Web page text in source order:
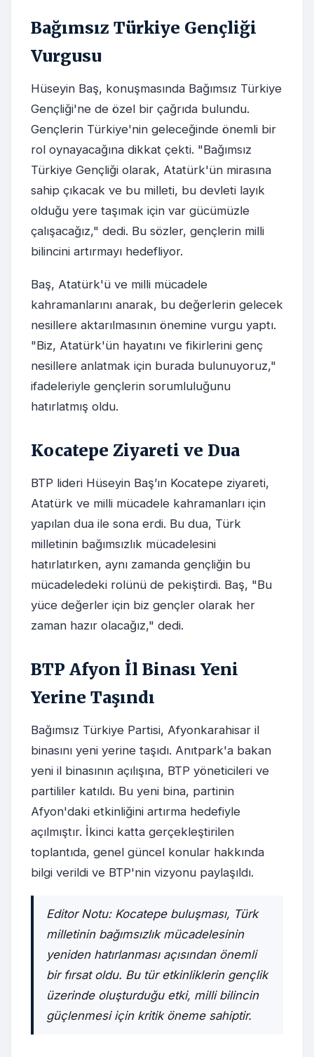
Bağımsız Türkiye Gençliği
Vurgusu
Hüseyin Baş, konuşmasında Bağımsız Türkiye
Gençliği'ne de özel bir çağrıda bulundu.
Gençlerin Türkiye'nin geleceğinde önemli bir
rol oynayacağına dikkat çekti. "Bağımsız
Türkiye Gençliği olarak, Atatürk'ün mirasına
sahip çıkacak ve bu milleti, bu devleti layık
olduğu yere taşımak için var gücümüzle
çalışacağız," dedi. Bu sözler, gençlerin milli
bilincini artırmayı hedefliyor.
Baş, Atatürk'ü ve milli mücadele
kahramanlarını anarak, bu değerlerin gelecek
nesillere aktarılmasının önemine vurgu yaptı.
"Biz, Atatürk'ün hayatını ve fikirlerini genç
nesillere anlatmak için burada bulunuyoruz,"
ifadeleriyle gençlerin sorumluluğunu
hatırlatmış oldu.
Kocatepe Ziyareti ve Dua
BTP lideri Hüseyin Baş’ın Kocatepe ziyareti,
Atatürk ve milli mücadele kahramanları için
yapılan dua ile sona erdi. Bu dua, Türk
milletinin bağımsızlık mücadelesini
hatırlatırken, aynı zamanda gençliğin bu
mücadeledeki rolünü de pekiştirdi. Baş, "Bu
yüce değerler için biz gençler olarak her
zaman hazır olacağız," dedi.
BTP Afyon İl Binası Yeni
Yerine Taşındı
Bağımsız Türkiye Partisi, Afyonkarahisar il
binasını yeni yerine taşıdı. Anıtpark'a bakan
yeni il binasının açılışına, BTP yöneticileri ve
partililer katıldı. Bu yeni bina, partinin
Afyon'daki etkinliğini artırma hedefiyle
açılmıştır. İkinci katta gerçekleştirilen
toplantıda, genel güncel konular hakkında
bilgi verildi ve BTP'nin vizyonu paylaşıldı.
Editor Notu: Kocatepe buluşması, Türk
milletinin bağımsızlık mücadelesinin
yeniden hatırlanması açısından önemli
bir fırsat oldu. Bu tür etkinliklerin gençlik
üzerinde oluşturduğu etki, milli bilincin
güçlenmesi için kritik öneme sahiptir.